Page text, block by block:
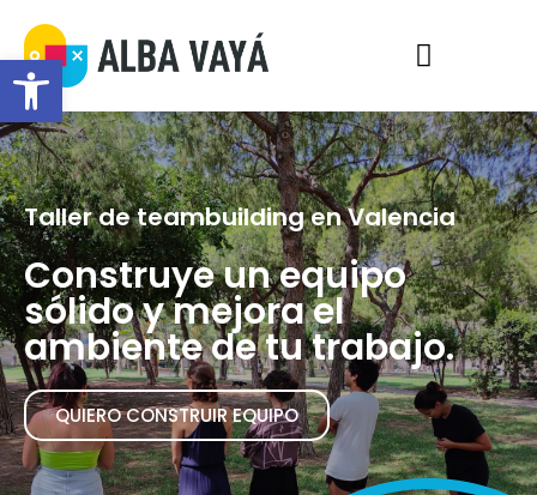
Abrir barra de herramientas
contenido
Menú
Taller de teambuilding en Valencia
Construye un equipo
sólido y mejora el
ambiente de tu trabajo.
QUIERO CONSTRUIR EQUIPO